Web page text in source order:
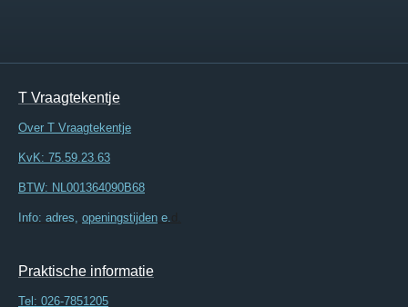
T Vraagtekentje
Over T Vraagtekentje
KvK: 75.59.23.63
BTW: NL001364090B68
Info: adres, openingstijden e.
Praktische informatie
Tel: 026-7851205